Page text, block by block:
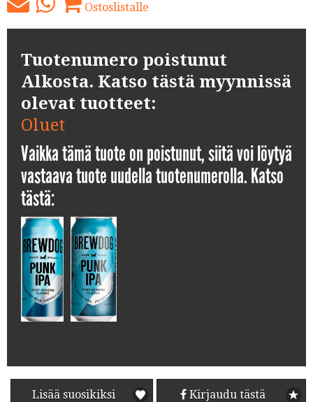
Ostoslistalle
Tuotenumero poistunut
Alkosta. Katso tästä myynnissä
olevat tuotteet:
Oluet
Vaikka tämä tuote on poistunut, siitä voi löytyä
vastaava tuote uudella tuotenumerolla. Katso
tästä:
Lisää suosikiksi Kirjaudu tästä